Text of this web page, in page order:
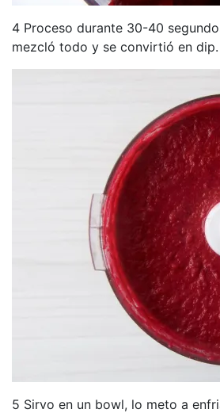
4 Proceso durante 30-40
mezcló todo y se convirtió en dip.
5 Sirvo en un bowl, lo meto a